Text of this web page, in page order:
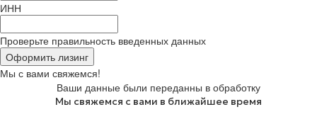
(с) 2024 ООО "Базовые Машины"
ИНН
Проверьте правильность введенных данных
Оформить лизинг
Мы с вами свяжемся!
Ваши данные были переданны в обработку
Мы свяжемся с вами в ближайшее время